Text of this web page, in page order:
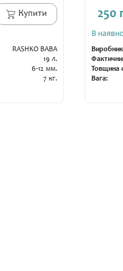
Купити
RASHKO BABA
19 л.
6-12 мм.
7 кг.
250
В
Товщина
Вага: